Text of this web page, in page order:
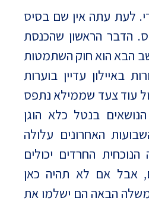
לעת עתה אין שם בסיס
הדבר הראשון שהכנסת
הבא הוא חוק השתמטות
באיילון עדיין בוערות
עוד צעד שממילא נתפס
בנטל כלא הוגן
האחרונים עלולה
החרדים יכולים
אבל אם לא תהיה כאן
הבאה הם ישלמו את